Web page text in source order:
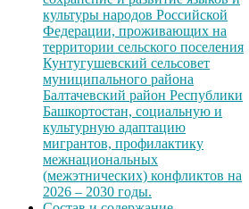
культуры народов Российской
Федерации, проживающих на
территории сельского поселения
Кунтугушевский сельсовет
муниципального района
Балтачевский район Республики
Башкортостан, социальную и
культурную адаптацию
мигрантов, профилактику
межнациональных
(межэтнических) конфликтов на
2026 – 2030 годы.